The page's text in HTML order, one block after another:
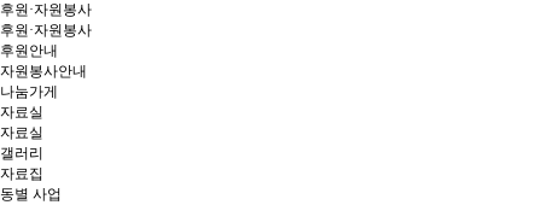
후원·자원봉사
후원·자원봉사
후원안내
자원봉사안내
나눔가게
자료실
자료실
갤러리
자료집
동별 사업